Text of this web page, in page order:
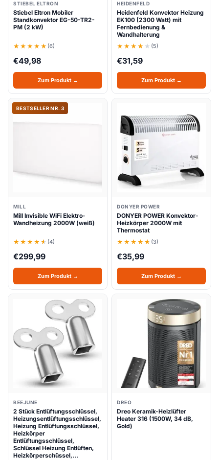
STIEBEL ELTRON
Stiebel Eltron Mobiler
Standkonvektor EG-50-TR2-
PM (2 kW)
(6)
€49,98
Zum Produkt →
HEIDENFELD
Heidenfeld Konvektor Heizung
EK100 (2300 Watt) mit
Fernbedienung &
Wandhalterung
(5)
€31,59
Zum Produkt →
BESTSELLER NR. 3
MILL
Mill Invisible WiFi Elektro-
Wandheizung 2000W (weiß)
(4)
€299,99
Zum Produkt →
DONYER POWER
DONYER POWER Konvektor-
Heizkörper 2000W mit
Thermostat
(3)
€35,99
Zum Produkt →
BEEJUNE
2 Stück Entlüftungsschlüssel,
Heizungsentlüftungsschlüssel,
Heizung Entlüftungsschlüssel,
Heizkörper
Entlüftungsschlüssel,
Schlüssel Heizung Entlüften,
Heizkörperschüssel,…
DREO
Dreo Keramik-Heizlüfter
Heater 316 (1500W, 34 dB,
Gold)